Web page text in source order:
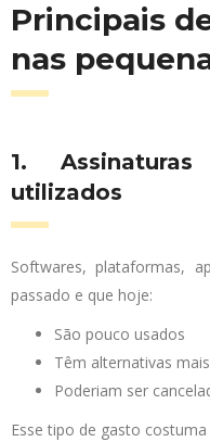
Principais
nas
1.
utilizados
Softwares, plataformas,
passado e que hoje:
São pouco usados
Têm alternativas
Poderiam ser
Esse tipo de gasto